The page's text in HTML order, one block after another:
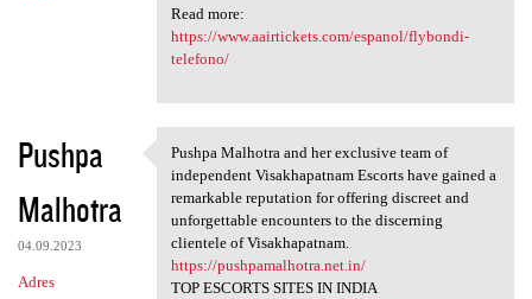
Read more:
https://www.aairtickets.com/espanol/flybondi-
telefono/
Pushpa
Malhotra
04.09.2023
Adres
Pushpa Malhotra and her
Pushpa Malhotra and her exclusive team of
independent Visakhapatnam Escorts have gained a
remarkable reputation for offering discreet and
unforgettable encounters to the discerning
clientele of Visakhapatnam.
https://pushpamalhotra.net.in/
TOP ESCORTS SITES IN INDIA